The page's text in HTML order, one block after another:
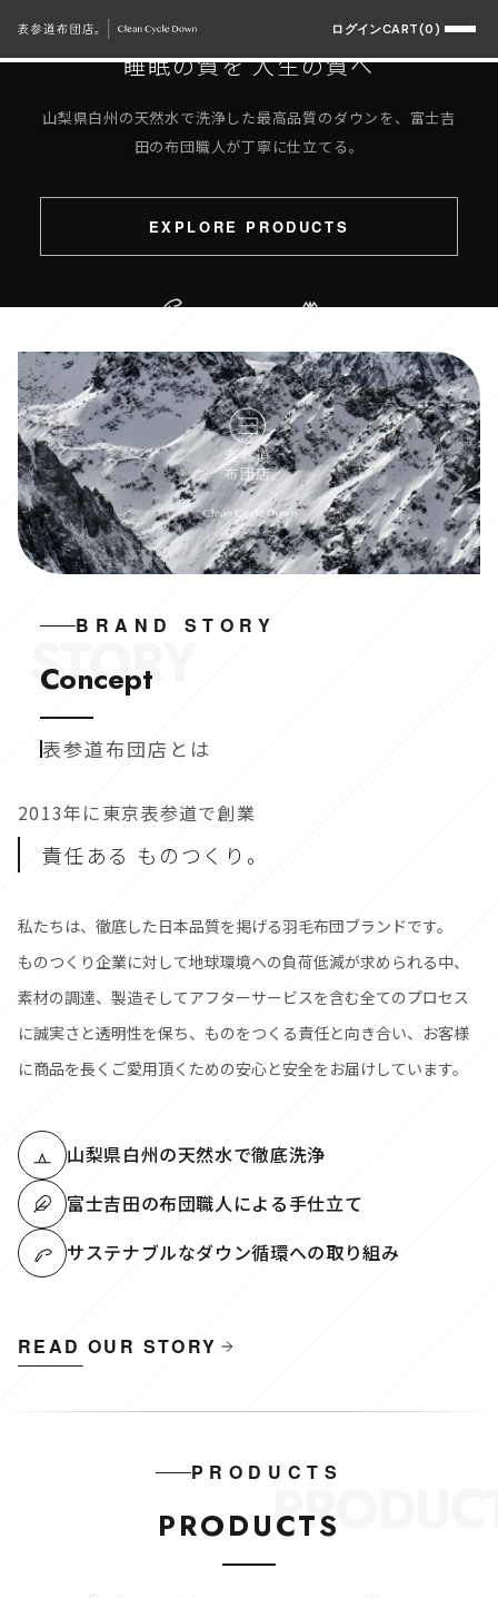
ログインCART(0)
睡眠の質を 人生の質へ
山梨県白州の天然水で洗浄した最高品質のダウンを、富士吉
田の布団職人が丁寧に仕立てる。
EXPLORE PRODUCTS
Quality Sleep
SCROLL
BRAND STORY
STORY
Concept
表参道布団店とは
2013年に東京表参道で創業
責任ある ものつくり。
私たちは、徹底した日本品質を掲げる羽毛布団ブランドです。
ものつくり企業に対して地球環境への負荷低減が求められる中、
素材の調達、製造そしてアフターサービスを含む全てのプロセス
に誠実さと透明性を保ち、ものをつくる責任と向き合い、お客様
に商品を長くご愛用頂くための安心と安全をお届けしています。
山梨県白州の天然水で徹底洗浄
富士吉田の布団職人による手仕立て
サステナブルなダウン循環への取り組み
READ OUR STORY
PRODUCTS
PRODUCTS